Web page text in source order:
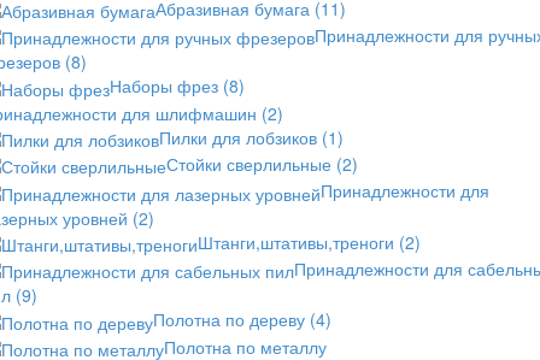
Абразивная бумага (11)
Принадлежности для
(8)
Наборы фрез (8)
для шлифмашин (2)
Пилки для лобзиков (1)
Стойки сверлильные (2)
Принадлежности для
уровней (2)
Штанги,штативы,треноги (2)
Принадлежности для
(9)
Полотна по дереву (4)
Полотна по металлу